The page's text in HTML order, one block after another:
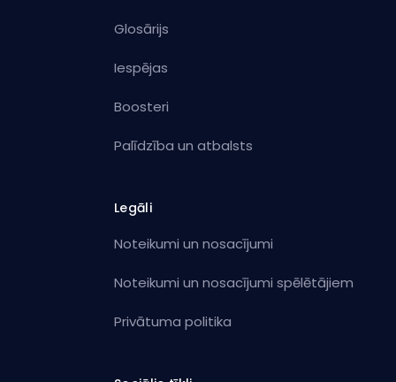
Glosārijs
Iespējas
Boosteri
Palīdzība un atbalsts
Legāli
Noteikumi un nosacījumi
Noteikumi un nosacījumi spēlētājiem
Privātuma politika